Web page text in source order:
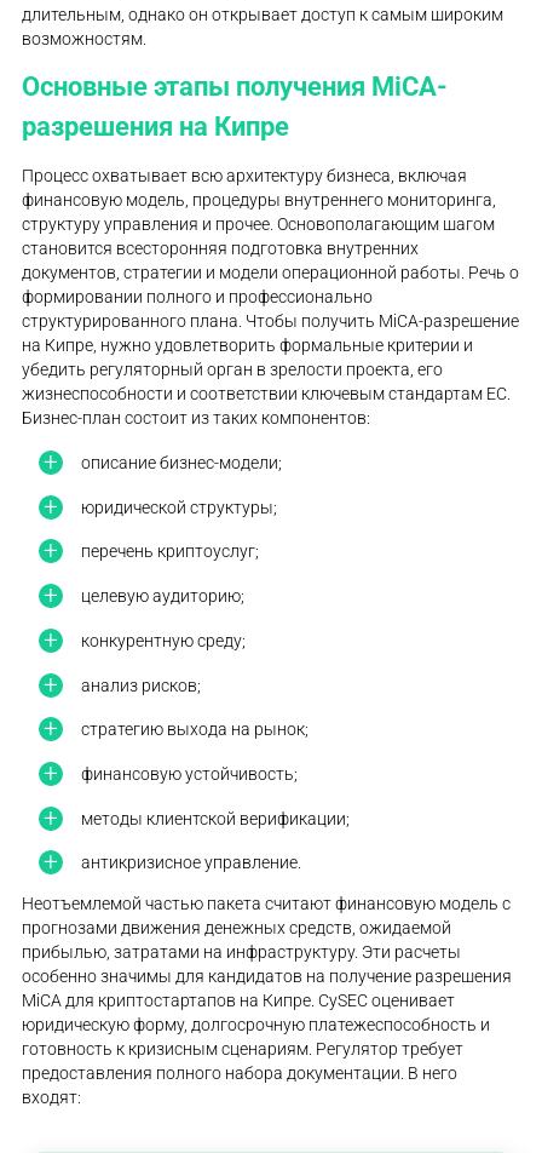
длительным, однако он открывает доступ к самым широким
возможностям.
Основные этапы получения MiCA-
разрешения на Кипре
Процесс охватывает всю архитектуру бизнеса, включая
финансовую модель, процедуры внутреннего мониторинга,
структуру управления и прочее. Основополагающим шагом
становится всесторонняя подготовка внутренних
документов, стратегии и модели операционной работы. Речь о
формировании полного и профессионально
структурированного плана. Чтобы получить MiCA-разрешение
на Кипре, нужно удовлетворить формальные критерии и
убедить регуляторный орган в зрелости проекта, его
жизнеспособности и соответствии ключевым стандартам ЕС.
Бизнес-план состоит из таких компонентов:
описание бизнес-модели;
юридической структуры;
перечень криптоуслуг;
целевую аудиторию;
конкурентную среду;
анализ рисков;
стратегию выхода на рынок;
финансовую устойчивость;
методы клиентской верификации;
антикризисное управление.
Неотъемлемой частью пакета считают финансовую модель с
прогнозами движения денежных средств, ожидаемой
прибылью, затратами на инфраструктуру. Эти расчеты
особенно значимы для кандидатов на получение разрешения
MiCA для криптостартапов на Кипре. CySEC оценивает
юридическую форму, долгосрочную платежеспособность и
готовность к кризисным сценариям. Регулятор требует
предоставления полного набора документации. В него
входят: